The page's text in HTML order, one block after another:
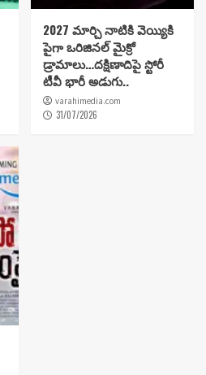
2027 మార్చి నాటికి వెయ్యికి
పైగా ఒరిజినల్ మైక్రో
డ్రామాలు…దక్షిణాదిపై స్టోరీ
టీవీ భారీ అడుగు..
varahimedia.com
31/07/2026